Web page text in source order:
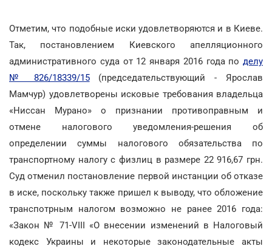
Отметим, что подобные иски удовлетворяются и в Киеве.
Так, постановлением Киевского апелляционного
административного суда от 12 января 2016 года по делу
№ 826/18339/15(председательствующий - Ярослав
Мамчур) удовлетворены исковые требования владельца
«Ниссан Мурано» о признании противоправным и
отмене налогового уведомления-решения об
определении суммы налогового обязательства по
транспортному налогу с физлиц в размере 22 916,67 грн.
Суд отменил постановление первой инстанции об отказе
в иске, поскольку также пришел к выводу, что обложение
транспотрным налогом возможно не ранее 2016 года:
«Закон № 71-VIII «О внесении изменений в Налоговый
кодекс Украины и некоторые законодательные акты